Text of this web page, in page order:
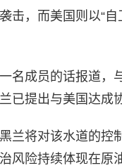
击，而美国则以“自
名成员的话报道，
已提出与美国达成
兰将对该水道的控
风险持续体现在原